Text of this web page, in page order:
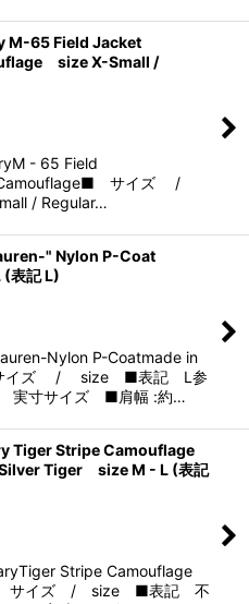
M-65 Field Jacket
size X-Small /
- 65 Field
Camouflage■ サイズ /
/ Regular…
" Nylon P-Coat
表記 L)
Nylon P-Coatmade in
イズ / size ■表記 L参
寸サイズ ■肩幅 :約…
Tiger Stripe Camouflage
Tiger size M - L (表記
Stripe Camouflage
サイズ / size ■表記 不